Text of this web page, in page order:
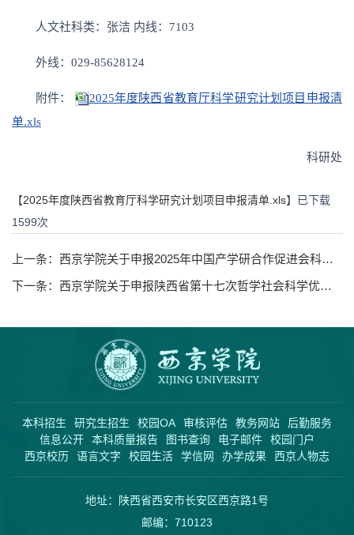
人文社科类：张洁 内线：7103
外线：029-85628124
附件：
2025年度陕西省教育厅科学研究计划项目申报清
单.xls
科研处
【2025年度陕西省教育厅科学研究计划项目申报清单.xls】已下载
1599次
上一条： 西京学院关于申报2025年中国产学研合作促进会科技创新奖的公示
下一条： 西京学院关于申报陕西省第十七次哲学社会科学优秀成果的公示
本科招生 研究生招生 校园OA 审核评估 教务网站
后勤服务
信息公开
本科质量报告 图书查询 电子邮件
校园门户
西京校历
语言文字 校园生活 学信网 办学成果 西京人物志
地址：陕西省西安市长安区西京路1号
邮编：710123